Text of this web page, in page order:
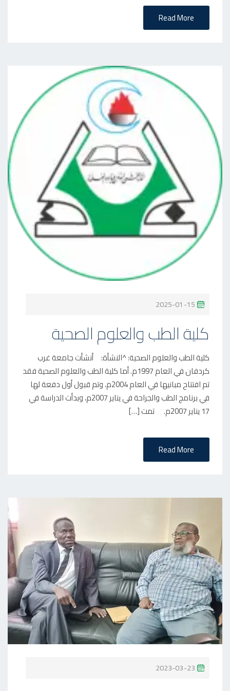
Read More
P
S
E
D
O
N
2025-01-15
كلية الطب والعلوم الصحية
كلية الطب والعلوم الصحية: ^النشأة: أنشأت جامعة غرب
كردفان في العام 1997م. أما كلية الطب والعلوم الصحية فقد
تم افتتاح مبانيها في العام 2004م، وتم قبول أول دفعة لها
في برنامج الطب والجراحة في يناير 2007م، وبدأت الدراسة في
17 يناير 2007م. تمت […]
Read More
P
2023-03-23